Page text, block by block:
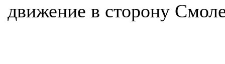
движение в сторону